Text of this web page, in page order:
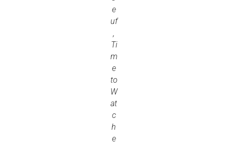
e
uf
,
Ti
m
e
to
W
at
c
h
e